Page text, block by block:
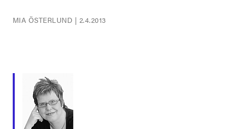
MIA ÖSTERLUND | 2.4.2013